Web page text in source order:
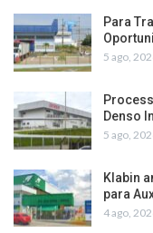
Para
5 ago,
Denso
5 ago,
Klabin
para
4 ago,